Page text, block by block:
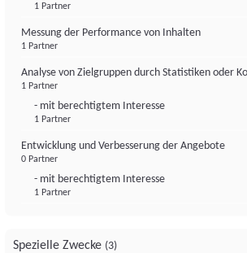
1 Partner
Messung der Performance von Inhalten
1 Partner
Analyse von Zielgruppen durch Statistiken oder
1 Partner
- mit berechtigtem Interesse
1 Partner
Entwicklung und Verbesserung der Angebote
0 Partner
- mit berechtigtem Interesse
1 Partner
Spezielle Zwecke (3)